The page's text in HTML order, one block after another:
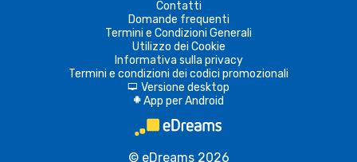
Contatti
Domande frequenti
Termini e Condizioni Generali
Utilizzo dei Cookie
Informativa sulla privacy
Termini e condizioni dei codici promozionali
d Versione desktop
A App per Android
© eDreams 2026